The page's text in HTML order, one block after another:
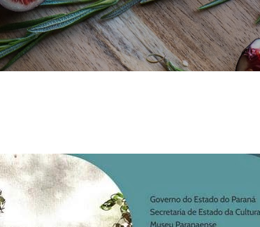
Pular para o conteúdo principal